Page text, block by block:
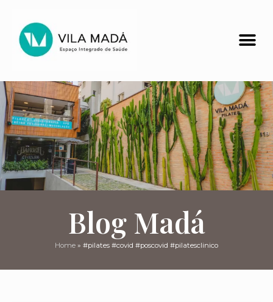
Blog Madá
Home » #pilates #covid #poscovid #pilatesclinico